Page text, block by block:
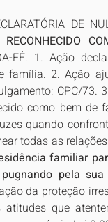
DE
FÉ. 1. Ação
família. 2. Ação
CPC/73.
como bem de
quando
todas as
familiar
pela
da proteção
que